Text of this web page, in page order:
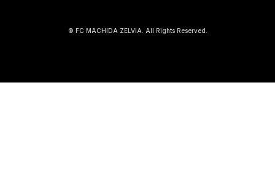
© FC MACHIDA ZELVIA. All Rights Reserved.